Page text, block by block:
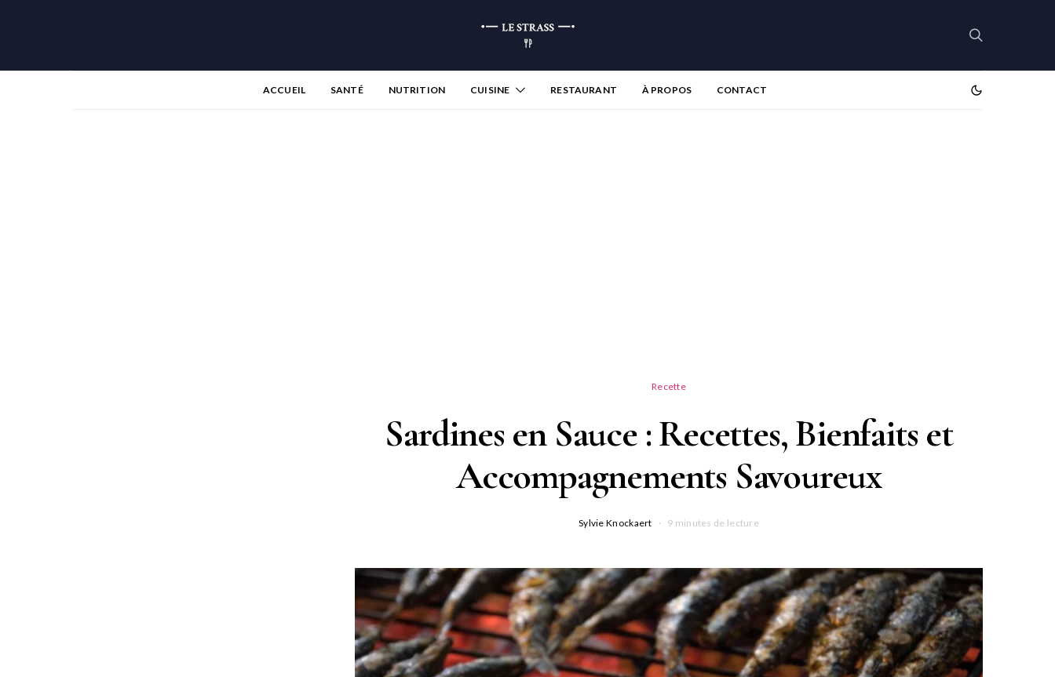
ACCUEIL SANTÉ NUTRITION CUISINE RESTAURANT À PROPOS CONTACT
Recette
Sardines en Sauce : Recettes, Bienfaits et
Accompagnements Savoureux
Sylvie Knockaert 9 minutes de lecture